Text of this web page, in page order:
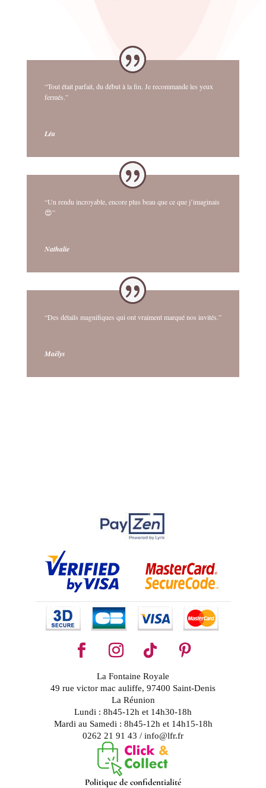
“Tout était parfait, du début à la fin. Je recommande les yeux
fermés.”
Léa
“Un rendu incroyable, encore plus beau que ce que j’imaginais
😍”
Nathalie
“Des détails magnifiques qui ont vraiment marqué nos invités.”
Maëlys
La Fontaine Royale
49 rue victor mac auliffe, 97400 Saint-Denis
La Réunion
Lundi : 8h45-12h et 14h30-18h
Mardi au Samedi : 8h45-12h et 14h15-18h
0262 21 91 43 / info@lfr.fr
Politique de confidentialité